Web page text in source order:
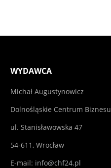
WYDAWCA
Michał Augustynowicz
Dolnośląskie Centrum Biznesu
ul. Stanisławowska 47
54-611, Wrocław
E-mail: info@chf24.pl